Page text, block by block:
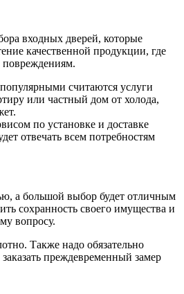
входных дверей, которые
качественной продукции, где
повреждениям.
считаются услуги
или частный дом от холода,
по установке и доставке
отвечать всем потребностям
а большой выбор будет отличным
сохранность своего имущества и
вопросу.
Также надо обязательно
преждевременный замер